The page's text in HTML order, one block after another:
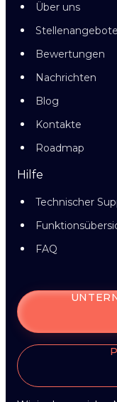
Über uns
Stellenangebote
Bewertungen
Nachrichten
Blog
Kontakte
Roadmap
Hilfe
Technischer
FAQ